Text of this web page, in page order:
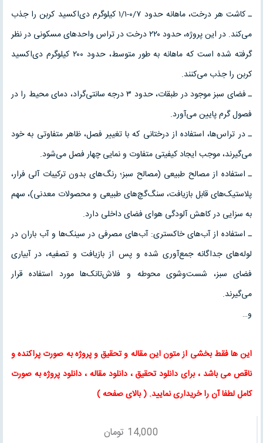
ـ کاشت هر درخت، ماهانه حدود ۰/۷-۱/۱ کیلوگرم دی‌اکسید کربن را جذب
می‌کند. در این پروژه، حدود ۲۲۰ درخت در تراس واحدهای مسکونی در نظر
گرفته شده است که ماهانه به طور متوسط، حدود ۲۰۰ کیلوگرم دی‌اکسید
کربن را جذب می‌کنند.
ـ فضای سبز موجود در طبقات، حدود ۳ درجه سانتی‌گراد، دمای محیط را در
فصول گرم پایین می‌آورد.
ـ در تراس‌ها، استفاده از درختانی که با تغییر فصل، ظاهر متفاوتی به خود
می‌گیرند، موجب ایجاد کیفیتی متفاوت و نمایی چهار فصل می‌شود.
ـ استفاده از مصالح طبیعی (مصالح سبز؛ رنگ‌های بدون ترکیبات آلی فرار،
پلاستیک‌های قابل بازیافت، سنگ‌گچ‌های طبیعی و محصولات معدنی)، سهم
به سزایی در کاهش آلودگی هوای فضای داخلی دارد.
ـ استفاده از آب‌های خاکستری: آب‌های مصرفی در سینک‌ها و آب باران در
لوله‌های جداگانه جمع‌آوری شده و پس از بازیافت و تصفیه، در آبیاری
فضای سبز، شست‌وشوی محوطه و فلاش‌تانک‌ها مورد استفاده قرار
می‌گیرند.
و…
این ها فقط بخشی از متون اینمقاله وتحقیق و پروژه به صورت پراکنده و
ناقص می باشد ، برای دانلود تحقیق ،دانلود مقاله ، دانلود پروژه به صورت
کامل لطفا آن را خریداری نمایید. (بالای صفحه)
14,000 تومان